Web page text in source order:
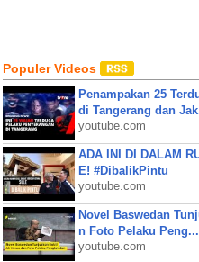
Populer Videos
Penampakan 25
di Tangerang dan
youtube.com
ADA INI DI DALAM
E! #DibalikPintu
youtube.com
Novel Baswedan
n Foto Pelaku Peng...
youtube.com